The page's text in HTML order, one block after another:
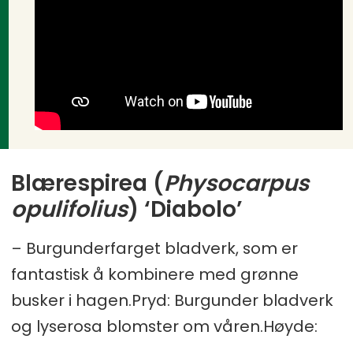
Blærespirea (Physocarpus
opulifolius) ‘Diabolo’
– Burgunderfarget bladverk, som er
fantastisk å kombinere med grønne
busker i hagen.Pryd: Burgunder bladverk
og lyserosa blomster om våren.Høyde: